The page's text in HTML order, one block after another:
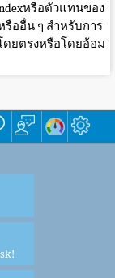
หรือตัวแทนของ
ออื่น ๆ สำหรับการ
ดยตรงหรือโดยอ้อม